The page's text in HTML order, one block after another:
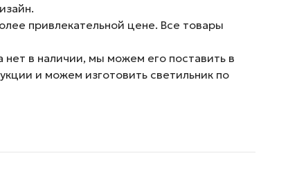
привлекательной цене. Все товары
в наличии, мы можем его поставить в
и можем изготовить светильник по